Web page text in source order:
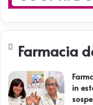
Farmacia
in